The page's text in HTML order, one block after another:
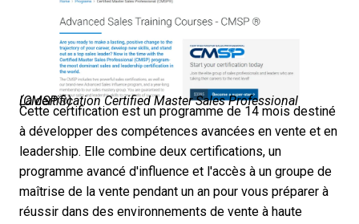
La certification Certified Master Sales Professional (CMSP®)
Cette certification est un programme de 14 mois destiné
à développer des compétences avancées en vente et en
leadership. Elle combine deux certifications, un
programme avancé d'influence et l'accès à un groupe de
maîtrise de la vente pendant un an pour vous préparer à
réussir dans des environnements de vente à haute